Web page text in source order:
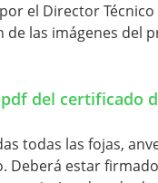
el Director
de las imágenes del
pdf del certificado
todas las fojas,
Deberá estar